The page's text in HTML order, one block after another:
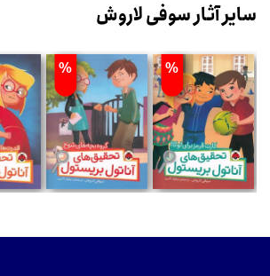
سایر آثار سوفی لاروش
%
%